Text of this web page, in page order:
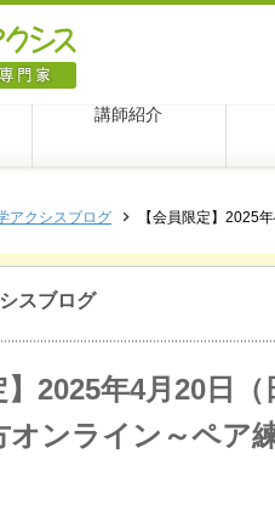
講師紹介
アクシスブログ 【会員限定】2025
スブログ
】2025年4月20日
オンライン～ペア